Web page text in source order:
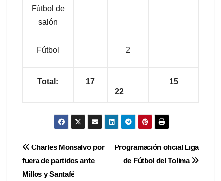
Fútbol de
salón
Fútbol 2
Total:
17
22
15
Navegación
de
Programación oficial Liga
de Fútbol del Tolima
Charles Monsalvo por
fuera de partidos ante
Millos y Santafé